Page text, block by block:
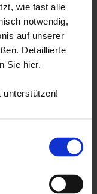
wie fast alle
notwendig,
auf unserer
Detaillierte
Sie hier.
unterstützen!